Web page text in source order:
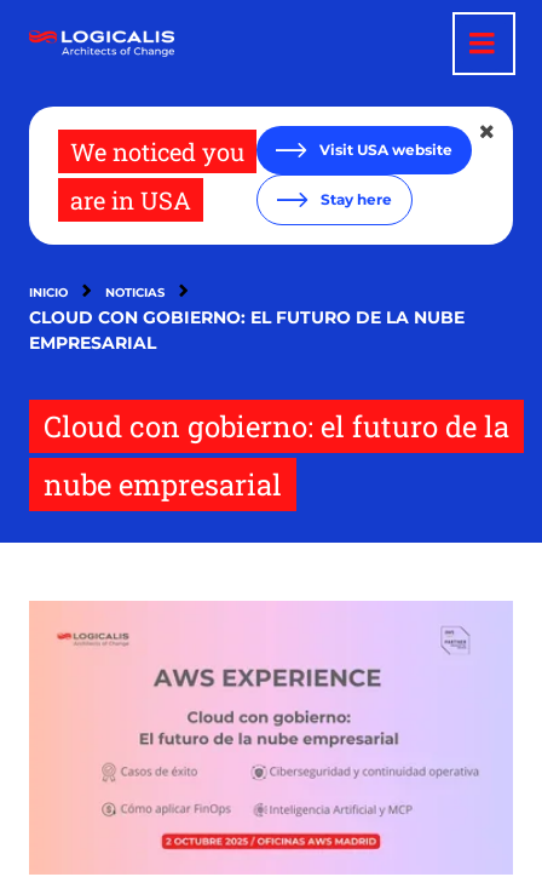
contenido
We noticed you
are in USA
Visit USA website
Stay here
INICIO NOTICIAS
CLOUD CON GOBIERNO: EL FUTURO DE LA NUBE
EMPRESARIAL
Cloud con gobierno: el futuro de la
nube empresarial